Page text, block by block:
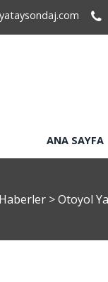
ANA SAYFA
Haberler >Otoyol